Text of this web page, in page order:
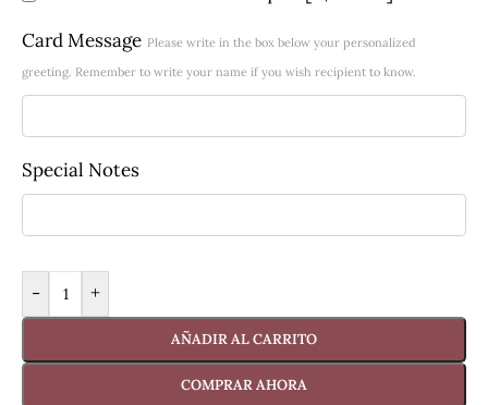
Card Message Please write in the box below your personalized
greeting. Remember to write your name if you wish recipient to know.
Special Notes
- +
AÑADIR AL CARRITO
COMPRAR AHORA